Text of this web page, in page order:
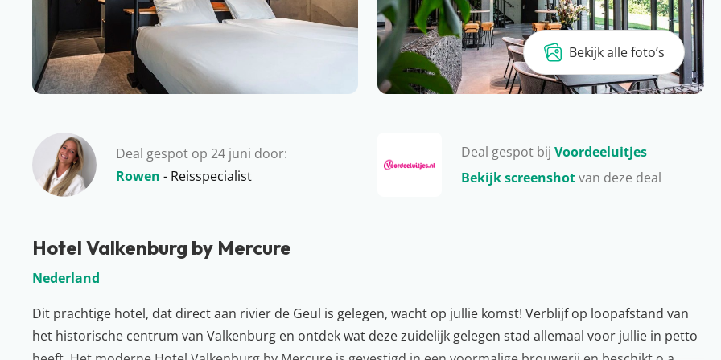
Bekijk alle foto’s
Deal gespot op 24 juni door:
Rowen - Reisspecialist
Deal gespot bijVoordeeluitjes
Bekijk screenshotvan deze deal
Hotel Valkenburg by Mercure
Nederland
Dit prachtige hotel, dat direct aan rivier de Geul is gelegen, wacht op jullie komst! Verblijf op loopafstand van
het historische centrum van Valkenburg en ontdek wat deze zuidelijk gelegen stad allemaal voor jullie in petto